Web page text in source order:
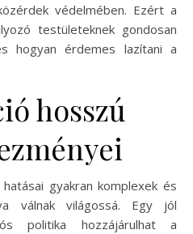
védelmében. Ezért a
testületeknek gondosan
hogyan érdemes lazítani a
hosszú
gyakran komplexek és
válnak világossá. Egy jól
politika hozzájárulhat a